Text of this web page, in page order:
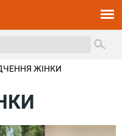
ЖІНКИ